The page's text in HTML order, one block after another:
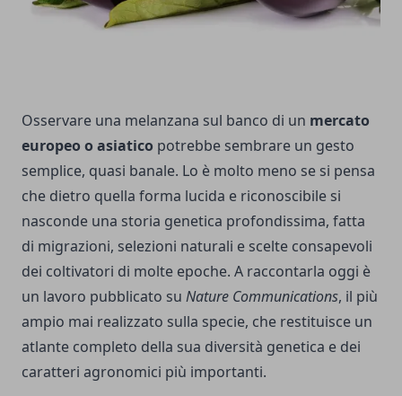
Osservare una melanzana sul banco di un mercato
europeo o asiatico potrebbe sembrare un gesto
semplice, quasi banale. Lo è molto meno se si pensa
che dietro quella forma lucida e riconoscibile si
nasconde una storia genetica profondissima, fatta
di migrazioni, selezioni naturali e scelte consapevoli
dei coltivatori di molte epoche. A raccontarla oggi è
un lavoro pubblicato su Nature Communications, il più
ampio mai realizzato sulla specie, che restituisce un
atlante completo della sua diversità genetica e dei
caratteri agronomici più importanti.